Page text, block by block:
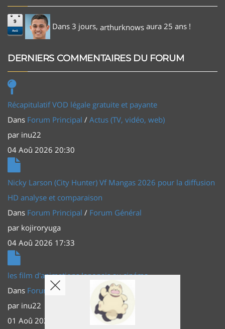
9
Aoû Dans 3 jours, arthurknows aura 25 ans !
DERNIERS COMMENTAIRES DU FORUM
Récapitulatif VOD légale gratuite et payante
Dans Forum Principal / Actus (TV, vidéo, web)
par inu22
04 Aoû 2026 20:30
Nicky Larson (City Hunter) Vf Mangas 2026 pour la diffusion
HD analyse et comparaison
Dans Forum Principal / Forum Général
par kojiroryuga
04 Aoû 2026 17:33
les film d'animations Japonais au cinéma
Dans Forum Principal
Actus (TV, vidéo, web)
par inu22
01 Aoû 2026 20:56